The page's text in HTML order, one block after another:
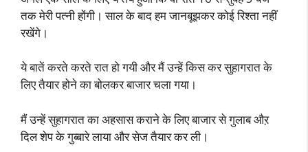
तक मेरी पत्नी होंगी। साल के बाद हम जानबूझकर कोई रिश्ता नहीं
रखेंगे।
ये बातें करते करते रात हो गयी और मैं उन्हें किस कर सुहागरात के
लिए तैयार होने का बोलकर बाजार चला गया।
मैं उन्हें सुहागरात का अहसास कराने के लिए बाजार से गुलाब औऱ
दिल शेप के गुब्बारे लाया और सेज तैयार कर ली।